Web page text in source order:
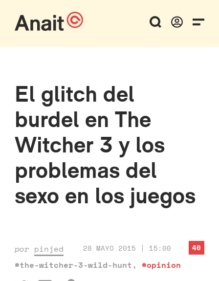
El glitch del
burdel en The
Witcher 3 y los
problemas del
sexo en los juegos
por pinjed 28 MAYO 2015 | 15:00
#the-witcher-3-wild-hunt, #opinion
40